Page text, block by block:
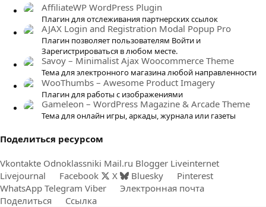
AffiliateWP WordPress Plugin
Плагин для отслеживания партнерских ссылок
AJAX Login and Registration Modal Popup Pro
Плагин позволяет пользователям Войти и
Зарегистрироваться в любом месте.
Savoy – Minimalist Ajax Woocommerce Theme
Тема для электронного магазина любой направленности
WooThumbs – Awesome Product Imagery
Плагин для работы с изображениями
Gameleon – WordPress Magazine & Arcade Theme
Тема для онлайн игры, аркады, журнала или газеты
Поделиться ресурсом
Vkontakte Odnoklassniki Mail.ru Blogger Liveinternet
Livejournal
Facebook X Bluesky
Pinterest
WhatsApp Telegram Viber
Электронная почта
Поделиться
Ссылка